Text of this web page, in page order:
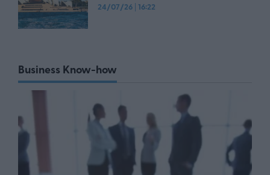
24/07/26 | 16:22
Business Know-how